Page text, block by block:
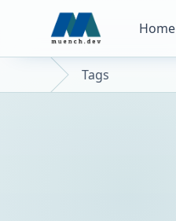
Home
Tags